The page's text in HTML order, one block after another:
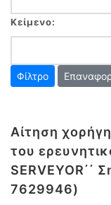
Κείμενο:
Αίτηση
του
SERVEYOR΄΄
7629946)